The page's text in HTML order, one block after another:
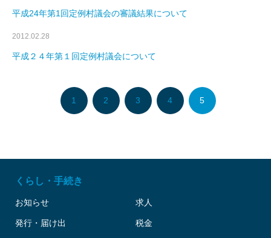
平成24年第1回定例村議会の審議結果について
2012.02.28
平成２４年第１回定例村議会について
1 2 3 4 5
くらし・手続き
お知らせ 求人
発行・届け出 税金